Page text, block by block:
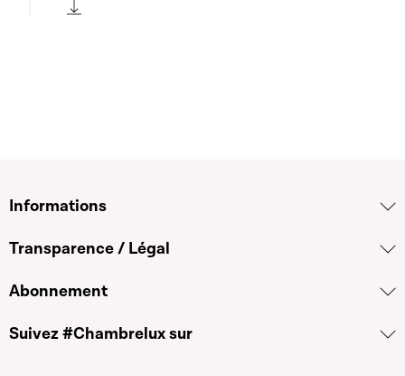
Informations
Transparence / Légal
Abonnement
Suivez #Chambrelux sur